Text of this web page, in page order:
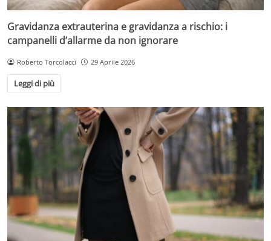
Gravidanza extrauterina e gravidanza a rischio: i
campanelli d’allarme da non ignorare
Roberto Torcolacci 29 Aprile 2026
Leggi di più